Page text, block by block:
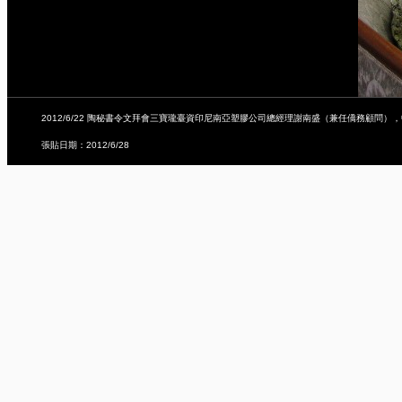
2012/6/22 陶秘書令文拜會三寶瓏臺資印尼南亞塑膠公司總經理謝南盛（兼任僑務顧問）
張貼日期：2012/6/28